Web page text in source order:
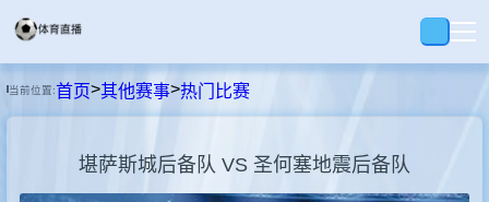
首页
足球
当前位置:首页>其他赛事>热门比赛
堪萨斯城后备队 VS 圣何塞地震后备队